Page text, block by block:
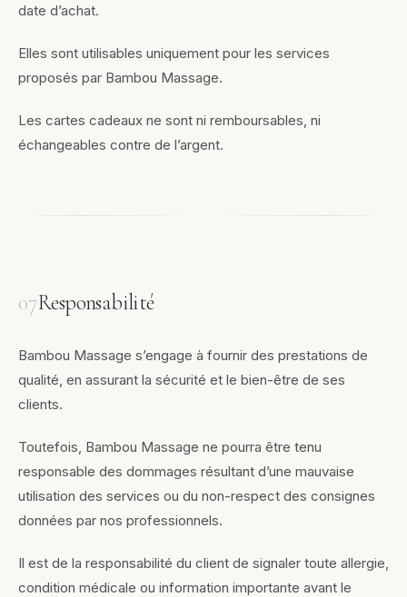
date d’achat.
Elles sont utilisables uniquement pour les services
proposés par Bambou Massage.
Les cartes cadeaux ne sont ni remboursables, ni
échangeables contre de l’argent.
07Responsabilité
Bambou Massage s’engage à fournir des prestations de
qualité, en assurant la sécurité et le bien-être de ses
clients.
Toutefois, Bambou Massage ne pourra être tenu
responsable des dommages résultant d’une mauvaise
utilisation des services ou du non-respect des consignes
données par nos professionnels.
Il est de la responsabilité du client de signaler toute allergie,
condition médicale ou information importante avant le